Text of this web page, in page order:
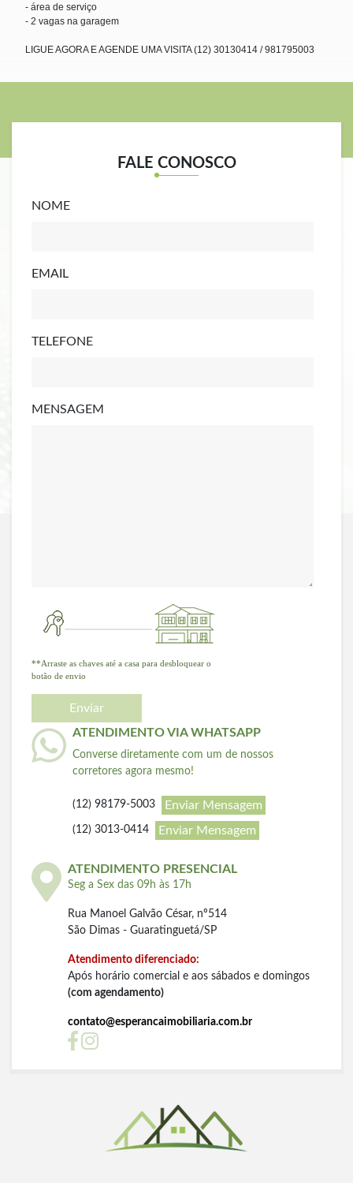
- área de serviço
- 2 vagas na garagem
LIGUE AGORA E AGENDE UMA VISITA (12) 30130414 / 981795003
FALE CONOSCO
NOME
EMAIL
TELEFONE
MENSAGEM
**Arraste as chaves até a casa para desbloquear o
botão de envio
Enviar
ATENDIMENTO VIA WHATSAPP
Converse diretamente com um de nossos
corretores agora mesmo!
(12) 98179-5003 Enviar Mensagem
(12) 3013-0414 Enviar Mensagem
ATENDIMENTO PRESENCIAL
Seg a Sex das 09h às 17h
Rua Manoel Galvão César, nº514
São Dimas - Guaratinguetá/SP
Atendimento diferenciado:
Após horário comercial e aos sábados e domingos
(com agendamento)
contato@esperancaimobiliaria.com.br